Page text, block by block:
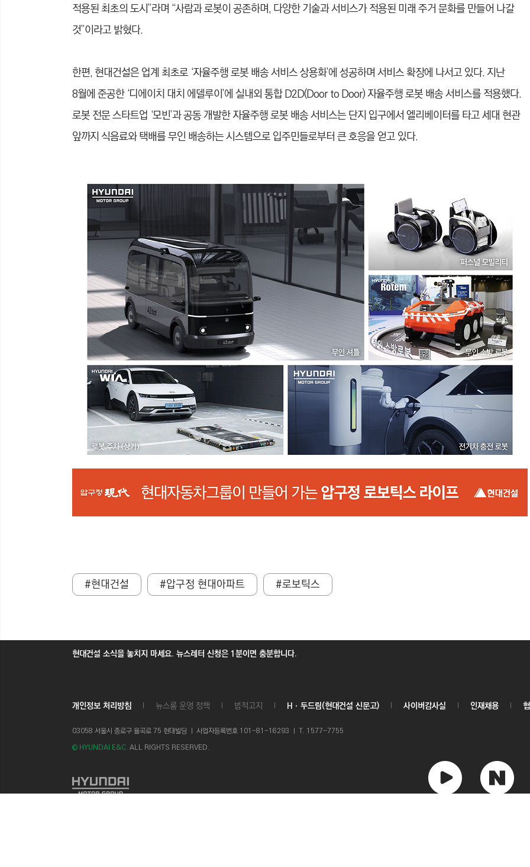
적용된 최초의 도시”라며 “사람과 로봇이 공존하며, 다양한 기술과 서비스가 적용된 미래 주거 문화를 만들어 나갈
것”이라고 밝혔다.
한편, 현대건설은 업계 최초로 ‘자율주행 로봇 배송 서비스 상용화’에 성공하며 서비스 확장에 나서고 있다. 지난
8월에 준공한 ‘디에이치 대치 에델루이’에 실내외 통합 D2D(Door to Door) 자율주행 로봇 배송 서비스를 적용했다.
로봇 전문 스타트업 ‘모빈’과 공동 개발한 자율주행 로봇 배송 서비스는 단지 입구에서 엘리베이터를 타고 세대 현관
앞까지 식음료와 택배를 무인 배송하는 시스템으로 입주민들로부터 큰 호응을 얻고 있다.
#현대건설 #압구정 현대아파트 #로보틱스
현대건설 소식을 놓치지 마세요. 뉴스레터 신청은 1분이면 충분합니다.
개인정보 처리방침 뉴스룸 운영 정책 법적고지 Hㆍ두드림(현대건설 신문고) 사이버감사실 인재채용
03058 서울시 종로구 율곡로 75 현대빌딩 ㅣ 사업자등록번호 101-81-16293 ㅣ T. 1577-7755
© HYUNDAI E&C. ALL RIGHTS RESERVED.